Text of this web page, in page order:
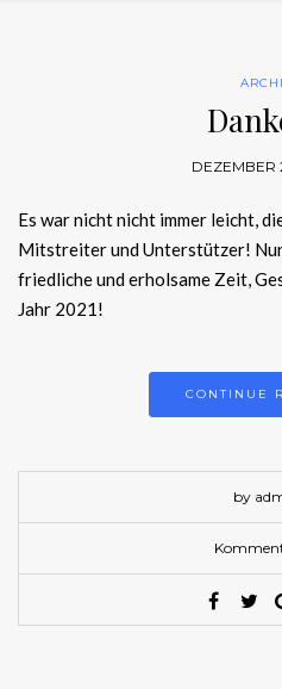
DEZEMBER
Es war nicht nicht immer leicht,
Mitstreiter und Unterstützer!
friedliche und erholsame Zeit,
Jahr 2021!
CONTINUE
by